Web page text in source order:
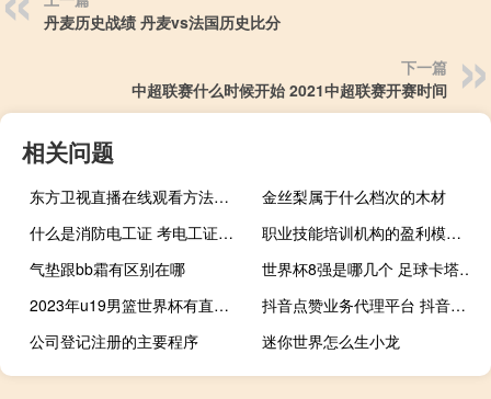
丹麦历史战绩 丹麦vs法国历史比分
下一篇
中超联赛什么时候开始 2021中超联赛开赛时间
相关问题
东方卫视直播在线观看方法（回看高清不卡） 东方卫视节目回放观看
金丝梨属于什么档次的木材
什么是消防电工证 考电工证需要什么条件
职业技能培训机构的盈利模式 职业技能培训哪家机构好
气垫跟bb霜有区别在哪
世界杯8强是哪几个 足球卡塔尔世界杯
2023年u19男篮世界杯有直播么 男篮世界杯在线观看
抖音点赞业务代理平台 抖音点赞赚取佣金网址
公司登记注册的主要程序
迷你世界怎么生小龙